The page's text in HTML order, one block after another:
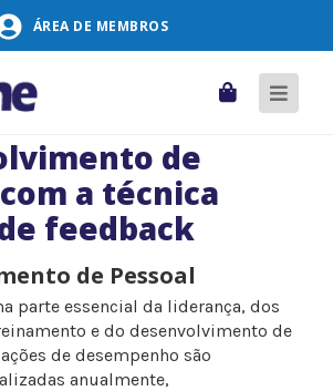
ÁREA DE MEMBROS
Carrinho
de
a técnica
feedback
de Pessoal
parte essencial da liderança, dos
e do desenvolvimento de
de desempenho são
anualmente,